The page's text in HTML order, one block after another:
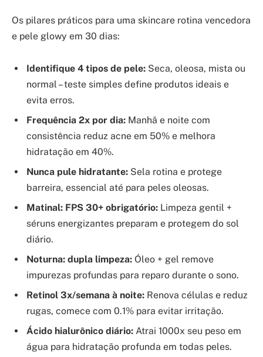
Os pilares práticos para uma skincare rotina vencedora
e pele glowy em 30 dias:
Identifique 4 tipos de pele: Seca, oleosa, mista ou
normal – teste simples define produtos ideais e
evita erros.
Frequência 2x por dia: Manhã e noite com
consistência reduz acne em 50% e melhora
hidratação em 40%.
Nunca pule hidratante: Sela rotina e protege
barreira, essencial até para peles oleosas.
Matinal: FPS 30+ obrigatório: Limpeza gentil +
séruns energizantes preparam e protegem do sol
diário.
Noturna: dupla limpeza: Óleo + gel remove
impurezas profundas para reparo durante o sono.
Retinol 3x/semana à noite: Renova células e reduz
rugas, comece com 0.1% para evitar irritação.
Ácido hialurônico diário: Atrai 1000x seu peso em
água para hidratação profunda em todas peles.